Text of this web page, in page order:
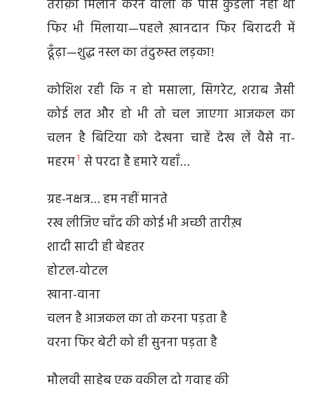
तरीक़ा मिलान करने वालों के पास कुंडली नहीं थी
फिर भी मिलाया—पहले ख़ानदान फिर बिरादरी में
ढूँढ़ा—शुद्ध नस्ल का तंदुरुस्त लड़का!
कोशिश रही कि न हो मसाला, सिगरेट, शराब जैसी
कोई लत और हो भी तो चल जाएगा आजकल का
चलन है बिटिया को देखना चाहें देख लें वैसे ना-
महरम1 से परदा है हमारे यहाँ…
ग्रह-नक्षत्र… हम नहीं मानते
रख लीजिए चाँद की कोई भी अच्छी तारीख़
शादी सादी ही बेहतर
होटल-वोटल
खाना-वाना
चलन है आजकल का तो करना पड़ता है
वरना फिर बेटी को ही सुनना पड़ता है
मौलवी साहेब एक वकील दो गवाह की